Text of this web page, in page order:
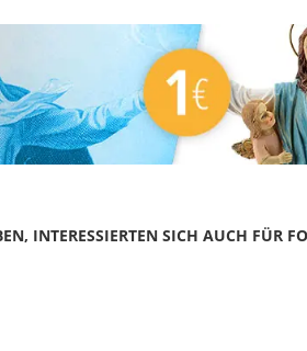
INTERESSIERTEN SICH AUCH FÜR